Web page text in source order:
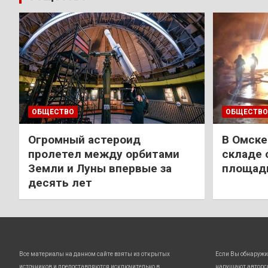
ОБЩЕСТВО
Огромный астероид
пролетел между орбитами
Земли и Луны впервые за
десять лет
ОБЩЕСТВО
В
складе
Все материалы на данном сайте взяты из открытых
источников и предоставляются исключительно в
Если Вы
нарушают